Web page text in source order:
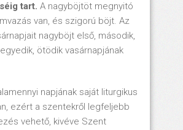
tart. A nagyböjtöt megnyitó
van, és szigorú böjt. Az
nagyböjt első, második,
ötödik vasárnapjának
napjának saját liturgikus
ezért a szentekről legfeljebb
vehető, kivéve Szent